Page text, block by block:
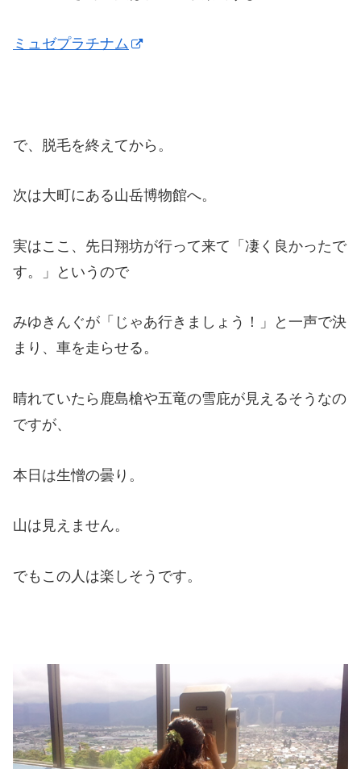
ミュゼプラチナム
で、脱毛を終えてから。
次は大町にある山岳博物館へ。
実はここ、先日翔坊が行って来て「凄く良かったで
す。」というので
みゆきんぐが「じゃあ行きましょう！」と一声で決
まり、車を走らせる。
晴れていたら鹿島槍や五竜の雪庇が見えるそうなの
ですが、
本日は生憎の曇り。
山は見えません。
でもこの人は楽しそうです。